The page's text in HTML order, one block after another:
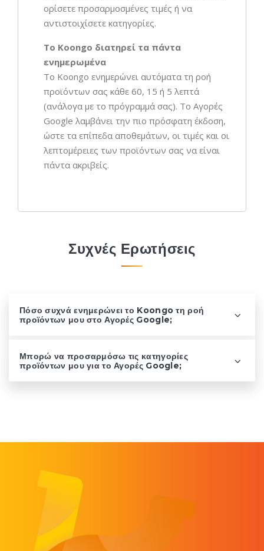
ορίσετε προσαρμοσμένες τιμές ή να
αντιστοιχίσετε κατηγορίες.
Το Koongo διατηρεί τα πάντα
ενημερωμένα
Το Koongo ενημερώνει αυτόματα τη ροή
προϊόντων σας κάθε 60, 15 ή 5 λεπτά
(ανάλογα με το πρόγραμμά σας). Το Αγορές
Google λαμβάνει την πιο πρόσφατη έκδοση,
ώστε τα επίπεδα αποθεμάτων, οι τιμές και οι
λεπτομέρειες των προϊόντων σας να είναι
πάντα ακριβείς.
Συχνές Ερωτήσεις
Πόσο συχνά ενημερώνει το Koongo τη ροή
προϊόντων μου στο Αγορές Google;
Μπορώ να προσαρμόσω τις κατηγορίες
προϊόντων μου για το Αγορές Google;